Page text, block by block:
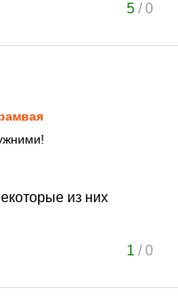
5/0
из них
1 /0